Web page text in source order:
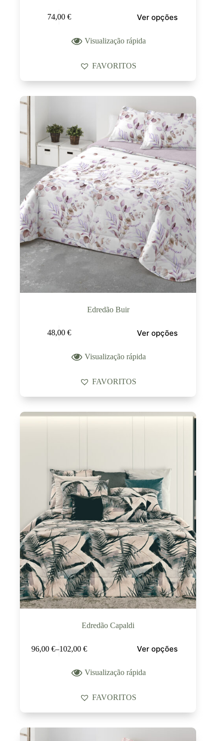
74,00 € Ver opções
Visualização rápida
FAVORITOS
Edredão Buir
48,00 € Ver opções
Visualização rápida
FAVORITOS
Edredão Capaldi
96,00 €–102,00 € Ver opções
Visualização rápida
FAVORITOS